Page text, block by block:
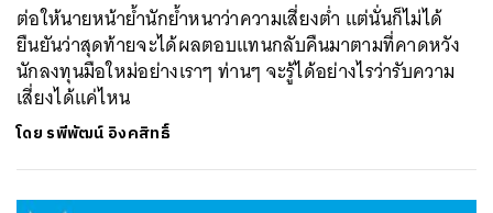
ต่อให้นายหน้าย้ำนักย้ำหนาว่าความเสี่ยงต่ำ แต่นั่นก็ไม่ได้
ยืนยันว่าสุดท้ายจะได้ผลตอบแทนกลับคืนมาตามที่คาดหวัง
นักลงทุนมือใหม่อย่างเราๆ ท่านๆ จะรู้ได้อย่างไรว่ารับความ
เสี่ยงได้แค่ไหน
โดย รพีพัฒน์ อิงคสิทธิ์